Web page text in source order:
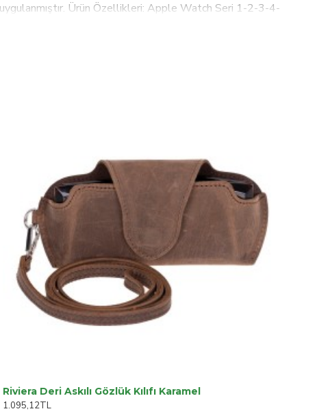
Ürün Özellikleri: Apple Watch Seri 1-2-3-4-
PLM, Bouletta, Barchello, Burkley markalarımızla
Almanya, Amerika, Rusya, İngiltere, Hollanda, İsveç,
Hedefimiz 2023 yılına kadar 100 ülkede aktif olarak
Riviera Deri Askılı Gözlük Kılıfı Karamel
1.095,12TL